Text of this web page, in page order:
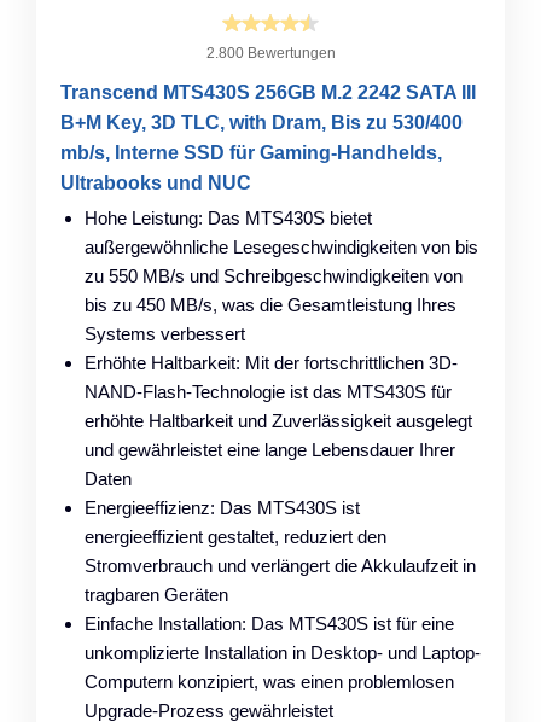
2.800 Bewertungen
Transcend MTS430S 256GB M.2 2242 SATA III
B+M Key, 3D TLC, with Dram, Bis zu 530/400
mb/s, Interne SSD für Gaming-Handhelds,
Ultrabooks und NUC
Hohe Leistung: Das MTS430S bietet
außergewöhnliche Lesegeschwindigkeiten von bis
zu 550 MB/s und Schreibgeschwindigkeiten von
bis zu 450 MB/s, was die Gesamtleistung Ihres
Systems verbessert
Erhöhte Haltbarkeit: Mit der fortschrittlichen 3D-
NAND-Flash-Technologie ist das MTS430S für
erhöhte Haltbarkeit und Zuverlässigkeit ausgelegt
und gewährleistet eine lange Lebensdauer Ihrer
Daten
Energieeffizienz: Das MTS430S ist
energieeffizient gestaltet, reduziert den
Stromverbrauch und verlängert die Akkulaufzeit in
tragbaren Geräten
Einfache Installation: Das MTS430S ist für eine
unkomplizierte Installation in Desktop- und Laptop-
Computern konzipiert, was einen problemlosen
Upgrade-Prozess gewährleistet